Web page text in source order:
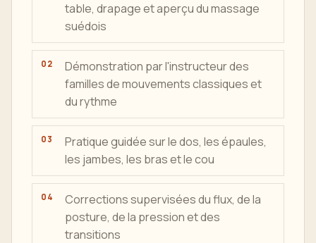
table, drapage et aperçu du massage
suédois
Démonstration par l'instructeur des
familles de mouvements classiques et
du rythme
Pratique guidée sur le dos, les épaules,
les jambes, les bras et le cou
Corrections supervisées du flux, de la
posture, de la pression et des
transitions